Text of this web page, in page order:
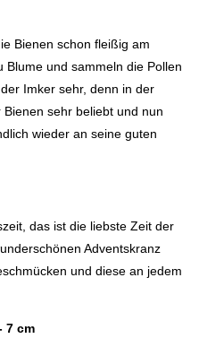
Bienen schon fleißig am
Blume und sammeln die Pollen
Imker sehr, denn in der
sehr beliebt und nun
wieder an seine guten
das ist die liebste Zeit der
Adventskranz
und diese an jedem
7 cm